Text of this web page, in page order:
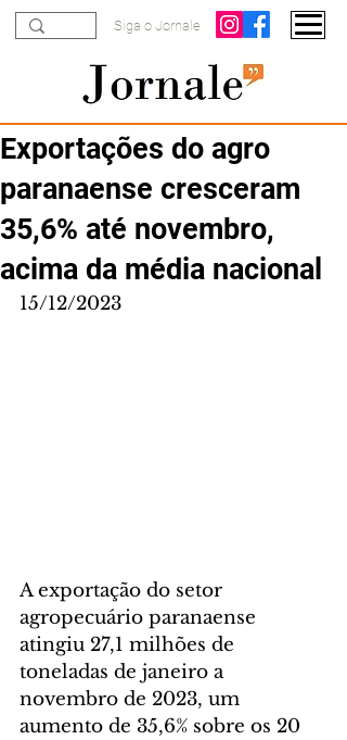
Siga o Jornale
Exportações do agro
paranaense cresceram
35,6% até novembro,
acima da média nacional
15/12/2023
A exportação do setor
agropecuário paranaense
atingiu 27,1 milhões de
toneladas de janeiro a
novembro de 2023, um
aumento de 35,6% sobre os 20